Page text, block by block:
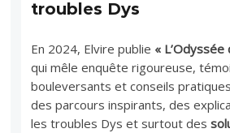
troubles Dys
En 2024, Elvire publie «
qui mêle enquête rigoureuse,
bouleversants et conseils
des parcours inspirants, des
les troubles Dys et surtout des